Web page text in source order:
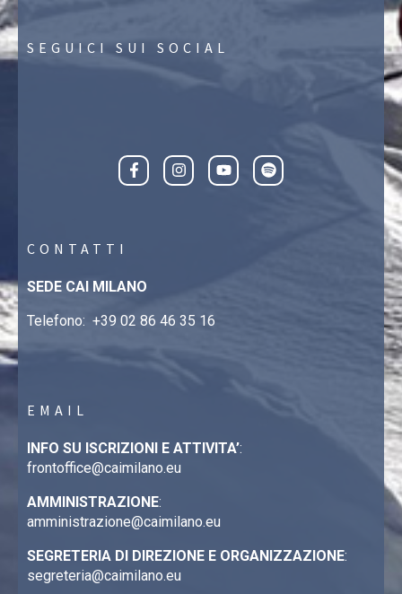
SEGUICI SUI SOCIAL
CONTATTI
SEDE CAI MILANO
Telefono: +39 02 86 46 35 16
EMAIL
INFO SU ISCRIZIONI E ATTIVITA’:
frontoffice@caimilano.eu
AMMINISTRAZIONE:
amministrazione@caimilano.eu
SEGRETERIA DI DIREZIONE E ORGANIZZAZIONE:
segreteria@caimilano.eu